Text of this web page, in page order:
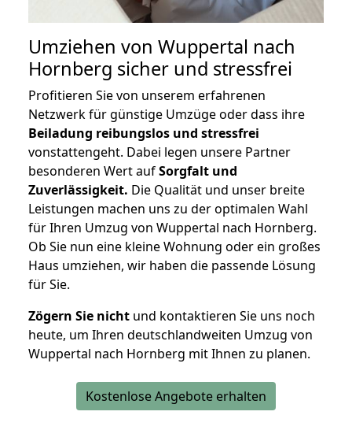
Umziehen von Wuppertal nach
Hornberg sicher und stressfrei
Profitieren Sie von unserem erfahrenen
Netzwerk für günstige Umzüge oder dass ihre
Beiladung reibungslos und stressfrei
vonstattengeht. Dabei legen unsere Partner
besonderen Wert aufSorgfalt und
Zuverlässigkeit. Die Qualität und unser breite
Leistungen machen uns zu der optimalen Wahl
für Ihren Umzug von Wuppertal nach Hornberg.
Ob Sie nun eine kleine Wohnung oder ein großes
Haus umziehen, wir haben die passende Lösung
für Sie.
Zögern Sie nicht und kontaktieren Sie uns noch
heute, um Ihren deutschlandweiten Umzug von
Wuppertal nach Hornberg mit Ihnen zu planen.
Kostenlose Angebote erhalten